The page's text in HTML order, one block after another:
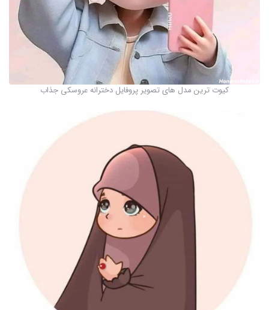
کیوت ترین مدل های تصویر پروفایل دخترانه عروسکی جذاب